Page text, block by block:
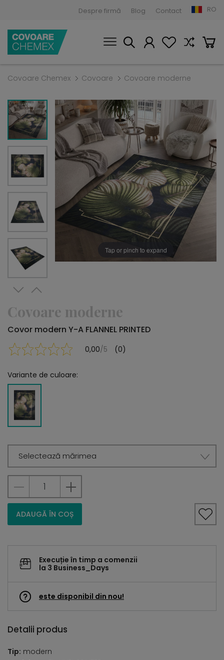
Despre firmă Blog Contact RO
Covoare Chemex Covoare Covoare moderne
Tap or pinch to expand
Covoare moderne
Covor modern Y-A FLANNEL PRINTED
0,00/5 (0)
Variante de culoare:
Selectează mărimea
ADAUGĂ ÎN COȘ
Execuție în timp a comenzii
la 3 Business_Days
este disponibil din nou!
Detalii produs
Tip: modern